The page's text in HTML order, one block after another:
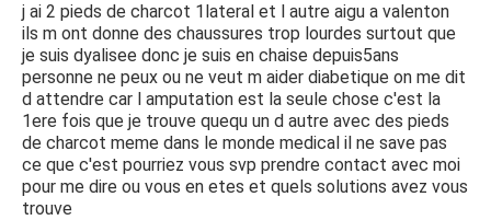
j ai 2 pieds de charcot 1lateral et l autre aigu a valenton
ils m ont donne des chaussures trop lourdes surtout que
je suis dyalisee donc je suis en chaise depuis5ans
personne ne peux ou ne veut m aider diabetique on me dit
d attendre car l amputation est la seule chose c'est la
1ere fois que je trouve quequ un d autre avec des pieds
de charcot meme dans le monde medical il ne save pas
ce que c'est pourriez vous svp prendre contact avec moi
pour me dire ou vous en etes et quels solutions avez vous
trouve